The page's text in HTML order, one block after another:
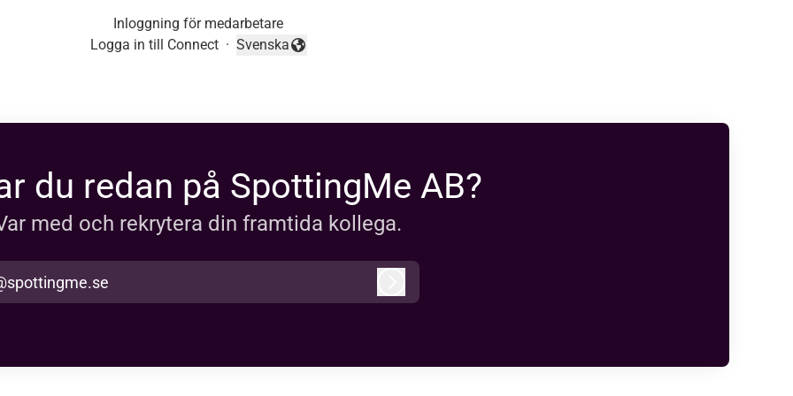
Inloggning för medarbetare
Logga in till Connect ·
Byt språk
Svenska
du redan på SpottingMe AB?
med och rekrytera din framtida kollega.